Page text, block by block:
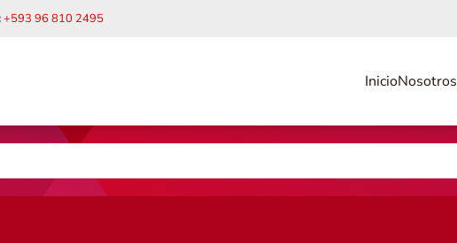
+593 96 810 2495
InicioNosotros